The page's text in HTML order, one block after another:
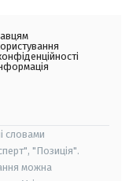
словами
"Позиція".
можна